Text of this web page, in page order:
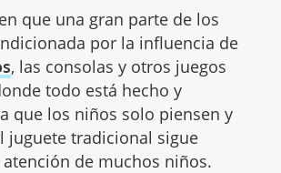
que una gran parte de los
por la influencia de
, las consolas y otros juegos
todo está hecho y
que los niños solo piensen y
juguete tradicional sigue
de muchos niños.